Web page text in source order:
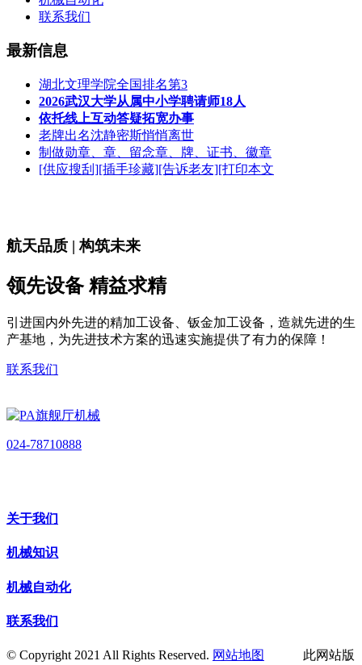
联系我们
最新信息
湖北文理学院全国排名第3
2026武汉大学从属中小学聘请师18人
依托线上互动答疑拓宽办事
老牌出名沈静密斯悄悄离世
制做勋章、章、留念章、牌、证书、徽章
[供应搜刮][插手珍藏][告诉老友][打印本文
航天品质 | 构筑未来
领先设备 精益求精
引进国内外先进的精加工设备、钣金加工设备，造就先进的生
产基地，为先进技术方案的迅速实施提供了有力的保障！
联系我们
024-78710888
关于我们
机械知识
机械自动化
联系我们
© Copyright 2021 All Rights Reserved. 网站地图 此网站版